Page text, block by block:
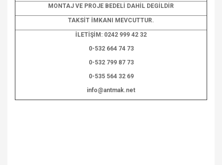
MONTAJ VE PROJE BEDELİ DAHİL DEGİLDİR
TAKSİT İMKANI MEVCUTTUR.
İLETİŞİM: 0242 999 42 32
0-532 664 74 73
0-532 799 87 73
0-535 564 32 69
info@antmak.net